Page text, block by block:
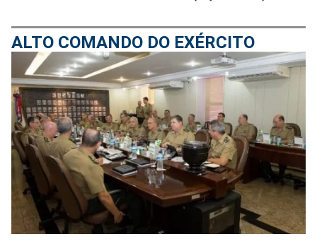
ALTO COMANDO DO EXÉRCITO